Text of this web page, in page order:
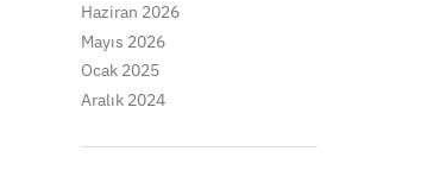
Haziran 2026
Mayıs 2026
Ocak 2025
Aralık 2024